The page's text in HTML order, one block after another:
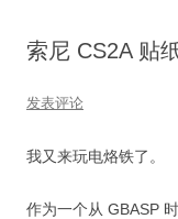
索尼 CS2A 贴
发表评论
我又来玩电烙铁了。
作为一个从 GBASP